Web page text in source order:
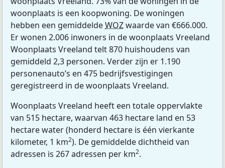
woonplaats is een koopwoning. De woningen
hebben een gemiddeldeWOZwaarde van €666.000.
Er wonen 2.006 inwoners in de woonplaats Vreeland
Woonplaats Vreeland telt 870 huishoudens van
gemiddeld 2,3 personen. Verder zijn er 1.190
personenauto’s en 475 bedrijfsvestigingen
geregistreerd in de woonplaats Vreeland.
Woonplaats Vreeland heeft een totale oppervlakte
van 515 hectare, waarvan 463 hectare land en 53
hectare water (honderd hectare is één vierkante
kilometer, 1 km2). De gemiddelde dichtheid van
adressen is 267 adressen per km2.